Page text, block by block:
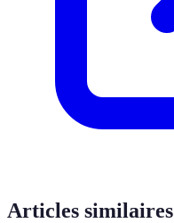
Articles similaires